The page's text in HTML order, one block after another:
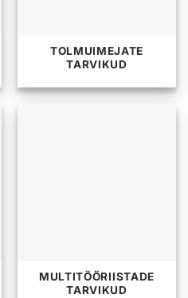
TOLMUIMEJATE
TARVIKUD
MULTITÖÖRIISTADE
TARVIKUD